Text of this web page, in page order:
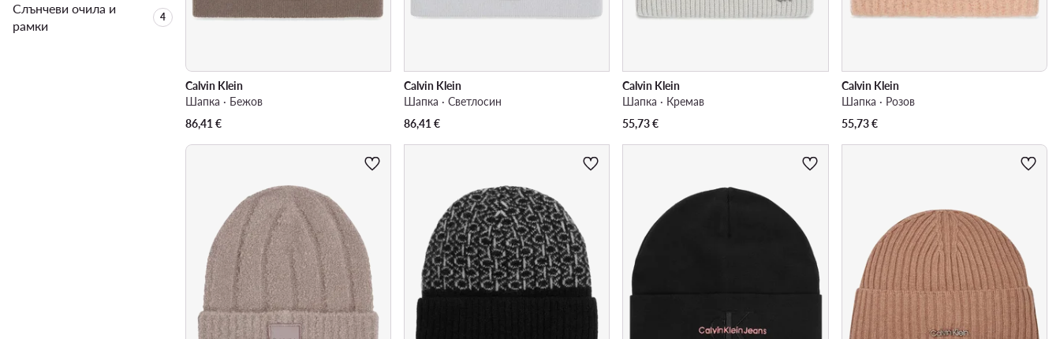
Слънчеви очила и
рамки
Брой на продуктите:
4
Calvin Klein
Шапка · Бежов
86,41 €
Calvin Klein
Шапка · Светлосин
86,41 €
Calvin Klein
Шапка · Кремав
55,73€
Calvin Klein
Шапка · Розов
55,73€